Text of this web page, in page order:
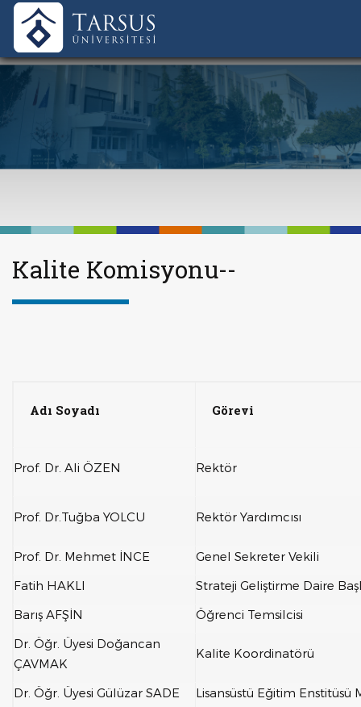
Kalite Komisyonu--
Adı Soyadı Görevi
Prof. Dr. Ali ÖZEN Rektör
Prof. Dr.Tuğba YOLCU Rektör Yardımcısı
Prof. Dr. Mehmet İNCE
Genel Sekreter Vekili
Fatih HAKLI
Strateji Geliştirme Daire
Barış AFŞİN
Öğrenci Temsilcisi
Dr. Öğr. Üyesi Doğancan
ÇAVMAK
Kalite Koordinatörü
Dr. Öğr. Üyesi Gülüzar SADE Lisansüstü Eğitim Enstitüsü